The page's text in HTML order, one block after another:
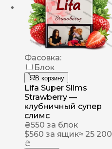
Фасовка:
Блок
В корзину
Lifa Super Slims
Strawberry —
клубничный супер
слимс
₴550 за блок
$560 за ящик≈ 25 200
₴